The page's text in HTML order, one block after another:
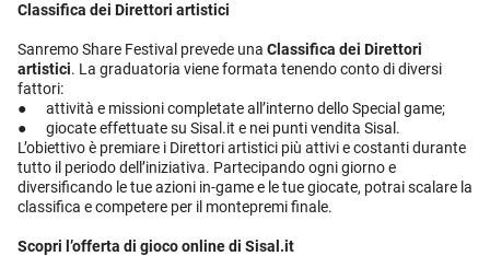
Classifica dei Direttori artistici
Sanremo Share Festival prevede una Classifica dei Direttori
artistici. La graduatoria viene formata tenendo conto di diversi
fattori:
● attività e missioni completate all’interno dello Special game;
● giocate effettuate su Sisal.it e nei punti vendita Sisal.
L’obiettivo è premiare i Direttori artistici più attivi e costanti durante
tutto il periodo dell’iniziativa. Partecipando ogni giorno e
diversificando le tue azioni in-game e le tue giocate, potrai scalare la
classifica e competere per il montepremi finale.
Scopri l’offerta di gioco online di Sisal.it